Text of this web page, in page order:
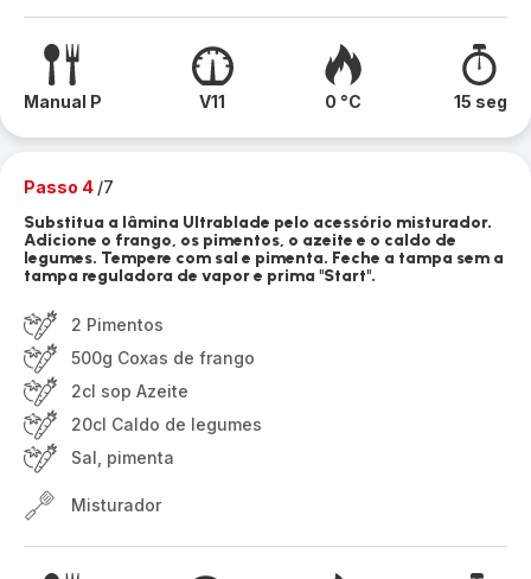
Manual P V11 0 °C 15 seg
Passo 4 /7
Substitua a lâmina Ultrablade pelo acessório misturador.
Adicione o frango, os pimentos, o azeite e o caldo de
legumes. Tempere com sal e pimenta. Feche a tampa sem a
tampa reguladora de vapor e prima "Start".
2 Pimentos
500g Coxas de frango
2cl sop Azeite
20cl Caldo de legumes
Sal, pimenta
Misturador